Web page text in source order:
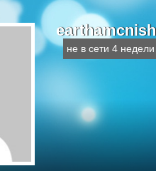
не в сети 4 недели